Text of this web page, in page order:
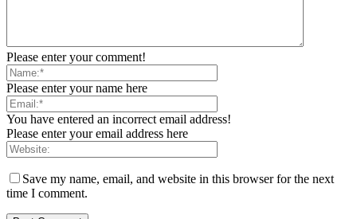
Please enter your comment!
Please enter your name here
You have entered an incorrect email address!
Please enter your email address here
Save my name, email, and website in this browser for the next
time I comment.